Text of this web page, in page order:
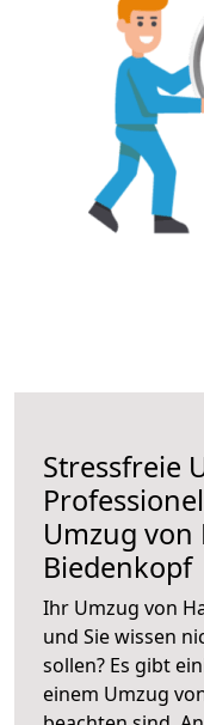
Stressfreie
Umzug von
Biedenkopf
Ihr Umzug von
und Sie wissen
sollen? Es gibt
einem Umzug